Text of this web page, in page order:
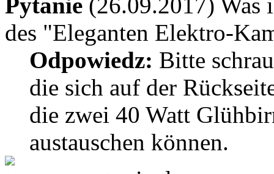
Pytanie (26.09.2017) Was
des "Eleganten Elektro-
Odpowiedz: Bitte
die sich auf der
die zwei 40 Watt
austauschen können.